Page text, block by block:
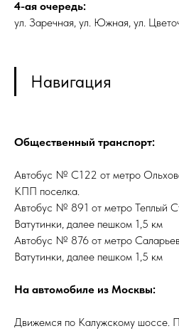
4-ая очередь:
ул. Заречная, ул. Южная, ул.
Навигация
Общественный транспорт:
Автобус № С122 от метро
КПП поселка.
Автобус № 891 от метро Теплый
Ватутинки, далее пешком 1,5 км
Автобус № 876 от метро
Ватутинки, далее пешком 1,5 км
На автомобиле из Москвы:
Движемся по Калужскому шоссе.